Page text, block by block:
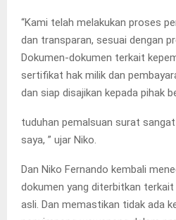
“Kami telah melakukan proses
dan transparan, sesuai dengan
Dokumen-dokumen terkait
sertifikat hak milik dan
dan siap disajikan kepada pihak
tuduhan pemalsuan surat
saya, ” ujar Niko.
Dan Niko Fernando kembali
dokumen yang diterbitkan terkait
asli. Dan memastikan tidak ada